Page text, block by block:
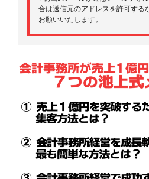
合は送信元のアドレスを許可する
お願いいたします。